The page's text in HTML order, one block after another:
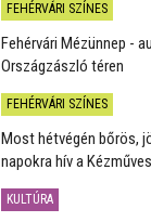
FEHÉRVÁRI SZÍNES
Fehérvári Mézünnep -
Országzászló téren
FEHÉRVÁRI SZÍNES
Most hétvégén bőrös,
napokra hív a
KULTÚRA